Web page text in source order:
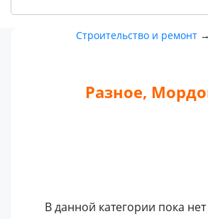
Строительство и ремонт→
Разное,
В данной категории пока